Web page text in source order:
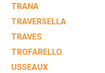
TRANA
TRAVERSELLA
TRAVES
TROFARELLO
USSEAUX